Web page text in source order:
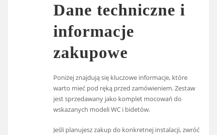
Dane techniczne i
informacje
zakupowe
Poniżej znajdują się kluczowe informacje, które
warto mieć pod ręką przed zamówieniem. Zestaw
jest sprzedawany jako komplet mocowań do
wskazanych modeli WC i bidetów.
Jeśli planujesz zakup do konkretnej instalacji, zwróć